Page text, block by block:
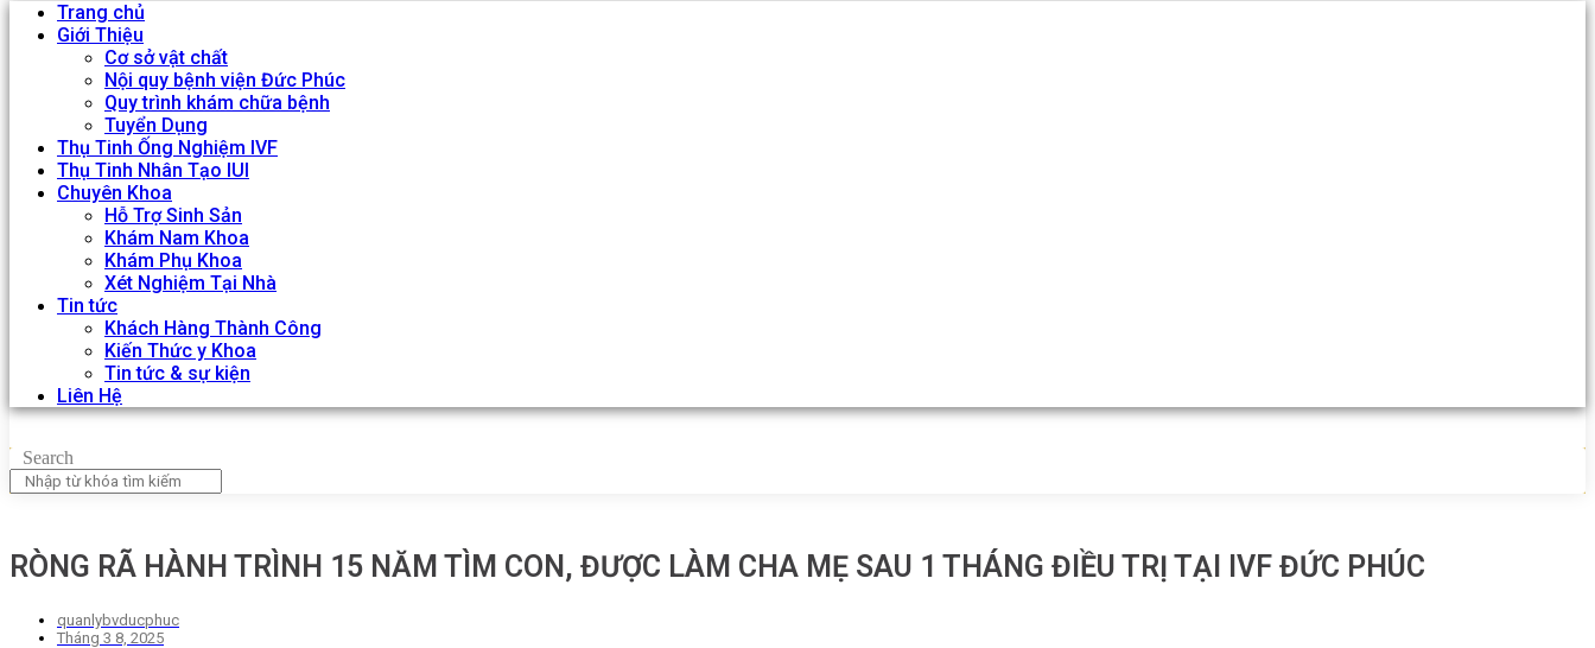
Trang chủ
Giới Thiệu
Cơ sở vật chất
Nội quy bệnh viện Đức Phúc
Quy trình khám chữa bệnh
Tuyển Dụng
Thụ Tinh Ống Nghiệm IVF
Thụ Tinh Nhân Tạo IUI
Chuyên Khoa
Hỗ Trợ Sinh Sản
Khám Nam Khoa
Khám Phụ Khoa
Xét Nghiệm Tại Nhà
Tin tức
Khách Hàng Thành Công
Kiến Thức y Khoa
Tin tức & sự kiện
Liên Hệ
Search
RÒNG RÃ HÀNH TRÌNH 15 NĂM TÌM CON, ĐƯỢC LÀM CHA MẸ SAU 1 THÁNG ĐIỀU TRỊ TẠI IVF ĐỨC PHÚC
quanlybvducphuc
Tháng 3 8, 2025